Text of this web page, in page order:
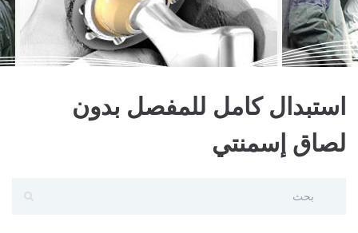
استبدال كامل للمفصل بدون
لصاق إسمنتي